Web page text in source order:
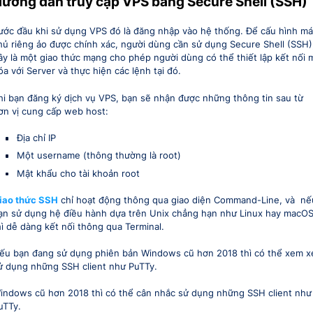
đầu khi sử dụng VPS đó là đăng nhập vào hệ thống. Để cấu hình
riêng ảo được chính xác, người dùng cần sử dụng Secure Shell
là một giao thức mạng cho phép người dùng có thể thiết lập kết nối
với Server và thực hiện các lệnh tại đó.
bạn đăng ký dịch vụ VPS, bạn sẽ nhận được những thông tin sau từ
vị cung cấp web host:
Địa chỉ IP
Một username (thông thường là root)
Mật khẩu cho tài khoản root
thức SSH chỉ hoạt động thông qua giao diện Command-Line, và
sử dụng hệ điều hành dựa trên Unix chẳng hạn như Linux hay macOS
dễ dàng kết nối thông qua Terminal.
bạn đang sử dụng phiên bản Windows cũ hơn 2018 thì có thể xem
dụng những SSH client như PuTTy.
cũ hơn 2018 thì có thể cân nhắc sử dụng những SSH client như